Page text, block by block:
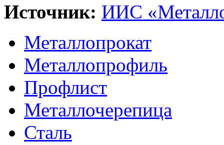
Источник: ИИС
Металлопрокат
Металлопрофиль
Профлист
Металлочерепица
Сталь